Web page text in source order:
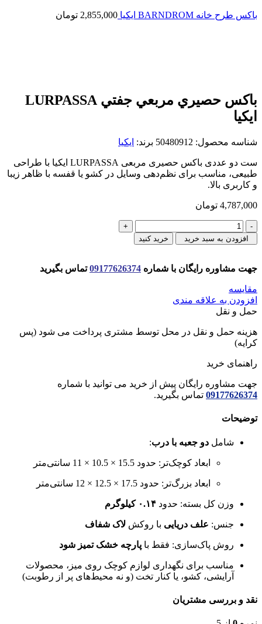
باكس طرح خانه BARNDROM ایکیا 2,855,000 تومان
باكس حصيري مربعي جفتي LURPASSA
ايكيا
شناسه محصول: 50480912 برند: ایکیا
ست دو عددی باکس حصیری مربعی LURPASSA ایکیا با طراحی
طبیعی، مناسب برای نظم‌دهی وسایل در کشو یا قفسه با ظاهر زیبا
و کاربری بالا.
4,787,000 تومان
باكس
حصيري
مربعي
LURPASSA
عدد
افزودن به سبد خرید خرید کنید
جهت مشاوره رایگان با شماره 09177626374تماس بگیرید
مقایسه
افزودن به علاقه مندی
حمل و نقل
هزینه حمل و نقل در محل توسط مشتری پرداخت می شود (پس
کرایه)
راهنمای خرید
جهت مشاوره رایگان پیش از خرید می توانید با شماره
09177626374 تماس بگیرید.
توضیحات
شامل دو جعبه با درب:
ابعاد کوچک‌تر: حدود 15.5 × 10.5 × 11 سانتی‌متر
ابعاد بزرگ‌تر: حدود 17.5 × 12.5 × 12 سانتی‌متر
وزن کل بسته: حدود ۰.۱۴ کیلوگرم
جنس: علف دریایی با روکش لاک شفاف
روش پاک‌سازی: فقط با پارچه خشک تمیز شود
مناسب برای نگهداری لوازم کوچک روی میز، محصولات
آرایشی، کشو، یا کنار تخت (و نه محیط‌های پر از رطوبت)
نقد و بررسی مشتریان